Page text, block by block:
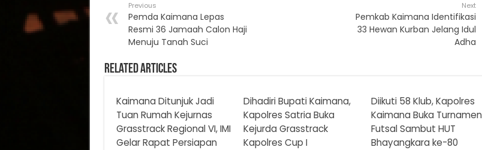
Previous
Pemda Kaimana Lepas
Resmi 36 Jamaah Calon Haji
Menuju Tanah Suci
Next
Pemkab Kaimana Identifikasi
33 Hewan Kurban Jelang Idul
Adha
Related Articles
Kaimana Ditunjuk Jadi
Tuan Rumah Kejurnas
Grasstrack Regional VI, IMI
Gelar Rapat Persiapan
Dihadiri Bupati Kaimana,
Kapolres Satria Buka
Kejurda Grasstrack
Kapolres Cup I
Diikuti 58 Klub, Kapolres
Kaimana Buka Turnamen
Futsal Sambut HUT
Bhayangkara ke-80